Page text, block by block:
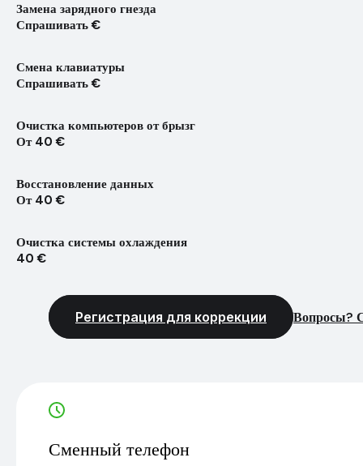
Замена зарядного гнезда
Спрашивать €
Смена клавиатуры
Спрашивать €
Очистка компьютеров от брызг
От 40 €
Восстановление данных
От 40 €
Очистка системы охлаждения
40 €
Регистрация для коррекции Вопросы?
Сменный телефон